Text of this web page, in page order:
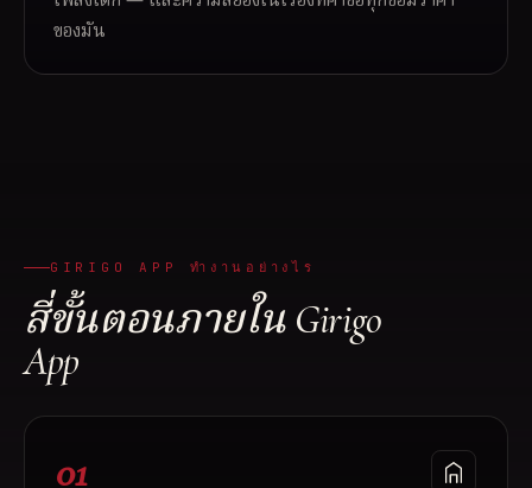
ของมัน
GIRIGO APP ทำงานอย่างไร
สี่ขั้นตอนภายใน Girigo
App
01